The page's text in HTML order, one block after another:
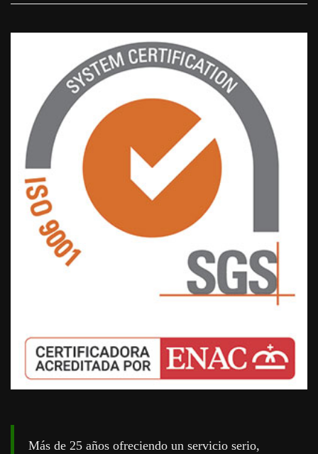
Más de 25 años ofreciendo un servicio serio,